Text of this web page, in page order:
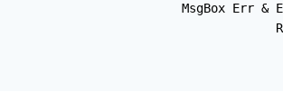
MsgBox Err &